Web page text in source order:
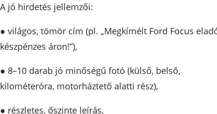
A jó hirdetés jellemzői:
● világos, tömör cím (pl. „Megkímélt Ford Focus
készpénzes áron!”),
● 8–10 darab jó minőségű fotó (külső, belső,
kilométeróra, motorháztető alatti rész),
● részletes, őszinte leírás,